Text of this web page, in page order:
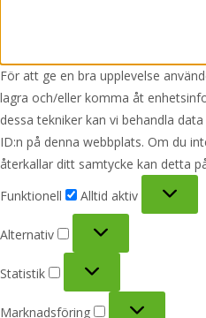
För att ge en bra upplevelse
lagra och/eller komma åt
dessa tekniker kan vi behandla
ID:n på denna webbplats. Om du
återkallar ditt samtycke kan detta
Funktionell
Alltid aktiv
Alternativ
Statistik
Marknadsföring